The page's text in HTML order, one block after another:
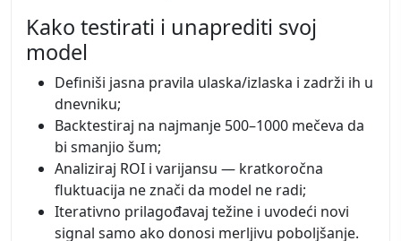
Kako testirati i unaprediti svoj
model
Definiši jasna pravila ulaska/izlaska i zadrži ih u
dnevniku;
Backtestiraj na najmanje 500–1000 mečeva da
bi smanjio šum;
Analiziraj ROI i varijansu — kratkoročna
fluktuacija ne znači da model ne radi;
Iterativno prilagođavaj težine i uvodeći novi
signal samo ako donosi merljivu poboljšanje.